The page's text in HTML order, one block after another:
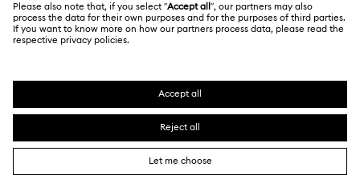
来店予約
Swarovski Created Diamonds ラボラトリー・グロウン・ダイヤ
モンド
Code of Conduct & Policies
インプリント
データ保護同意書
SWAROVSKIおよびSWANロゴは、Swarovski AGの登
録商標および商標です。